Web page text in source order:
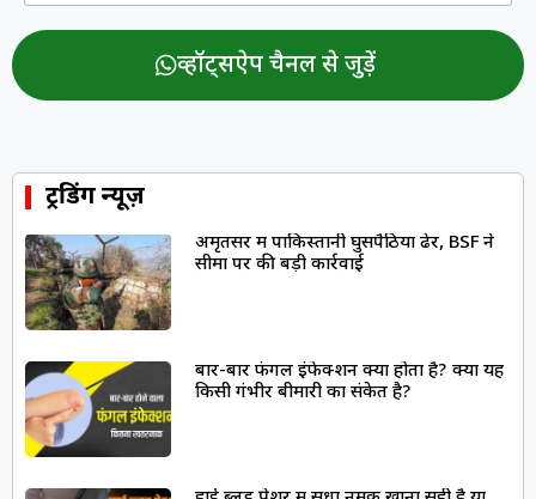
व्हॉट्सऐप चैनल से जुड़ें
ट्रेंडिंग न्यूज़
अमृतसर में पाकिस्तानी घुसपैठिया ढेर, BSF ने
सीमा पर की बड़ी कार्रवाई
बार-बार फंगल इंफेक्शन क्यों होता है? क्या यह
किसी गंभीर बीमारी का संकेत है?